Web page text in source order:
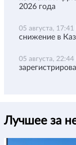
2026 года
05 августа, 17:41
снижение в
05 августа, 22:44
Лучшее за